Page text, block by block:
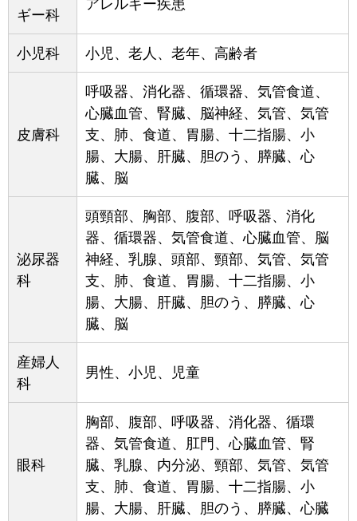
ギー科
アレルギー疾患
小児科 小児、老人、老年、高齢者
皮膚科
呼吸器、消化器、循環器、気管食道、
心臓血管、腎臓、脳神経、気管、気管
支、肺、食道、胃腸、十二指腸、小
腸、大腸、肝臓、胆のう、膵臓、心
臓、脳
泌尿器
科
頭頸部、胸部、腹部、呼吸器、消化
器、循環器、気管食道、心臓血管、脳
神経、乳腺、頭部、頸部、気管、気管
支、肺、食道、胃腸、十二指腸、小
腸、大腸、肝臓、胆のう、膵臓、心
臓、脳
産婦人
科
男性、小児、児童
眼科
胸部、腹部、呼吸器、消化器、循環
器、気管食道、肛門、心臓血管、腎
臓、乳腺、内分泌、頸部、気管、気管
支、肺、食道、胃腸、十二指腸、小
腸、大腸、肝臓、胆のう、膵臓、心臓